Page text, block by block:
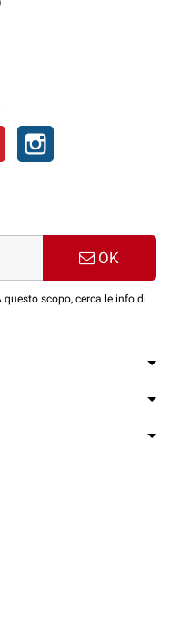
Pinterest
OK
scopo, cerca le info di